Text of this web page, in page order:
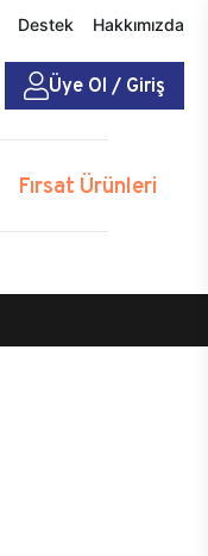
Destek Hakkımızda
Üye Ol / Giriş
Fırsat Ürünleri